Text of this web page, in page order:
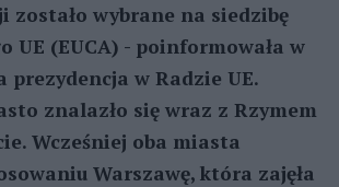
zostało wybrane na siedzibę
UE (EUCA) - poinformowała w
prezydencja w Radzie UE.
znalazło się wraz z Rzymem
Wcześniej oba miasta
Warszawę, która zajęła